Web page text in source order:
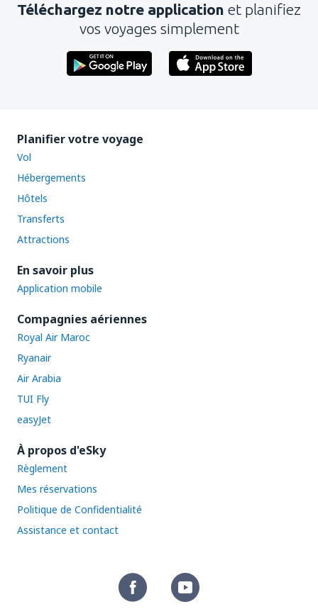
Téléchargez notre application et planifiez
vos voyages simplement
Planifier votre voyage
Vol
Hébergements
Hôtels
Transferts
Attractions
En savoir plus
Application mobile
Compagnies aériennes
Royal Air Maroc
Ryanair
Air Arabia
TUI Fly
easyJet
À propos d'eSky
Règlement
Mes réservations
Politique de Confidentialité
Assistance et contact